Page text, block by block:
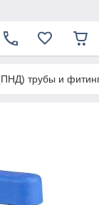
трубы и